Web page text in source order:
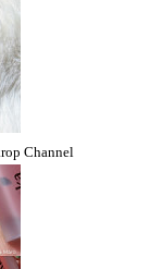
Channel